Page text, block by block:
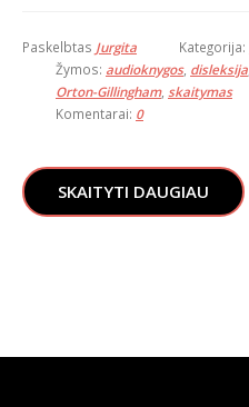
Paskelbtas Jurgita Kategorija:
Žymos: audioknygos, disleksija
Orton-Gillingham, skaitymas
Komentarai: 0
SKAITYTI DAUGIAU